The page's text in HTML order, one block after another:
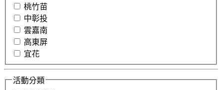
桃竹苗
中彰投
雲嘉南
高東屏
宜花
活動分類